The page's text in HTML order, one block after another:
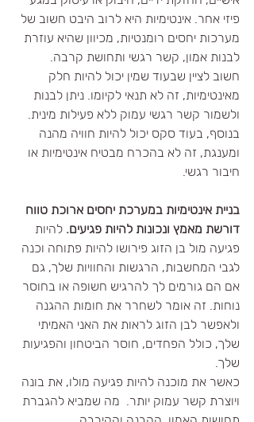
פיזי אחר. אינטימיות היא לרוב היבט חשוב של
מערכות יחסים רומנטיות, מכיוון שהיא עוזרת
לבנות אמון, קשר רגשי ותחושת קרבה.
חשוב לציין שבעוד שמין יכול להיות חלק
מאינטימיות, זה לא תנאי לקיומו. ניתן לבנות
ולשמור קשר רגשי עמוק ללא פעילות מינית.
בנוסף, בעוד סקס יכול להיות חוויה מהנה
ומענגת, זה לא בהכרח מבטיח אינטימיות או
חיבור רגשי.
בניית אינטימיות במערכת יחסים ארוכת טווח
דורשת מאמץ ונכונות להיות פגיעים. להיות
פגיעה מול בן הזוג פירושו להיות פתוחה וכנה
לגבי המחשבות, הרגשות והחוויות שלך, גם
אם הם גורמים לך להרגיש חשופה או בחוסר
נוחות. זה אומר לשחרר את חומות ההגנה
ולאפשר לבן הזוג לראות את האני האמיתי
שלך, כולל הפחדים, חוסר הביטחון והפגיעות
שלך.
כאשר את מוכנה להיות פגיעה מולו, את בונה
ויוצרת קשר עמוק יותר.  מה שמביא להגברת